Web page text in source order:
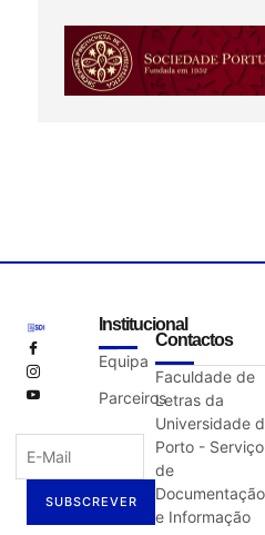
Institucional
Equipa
Parceiros
SUBSCREVER
Contactos
Faculdade de
Letras da
Universidade
Porto - Serviço
de
Documentação
e Informação